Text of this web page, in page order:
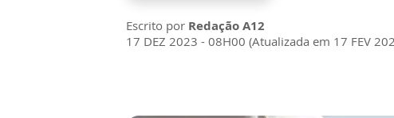
Escrito por Redação A12
17 DEZ 2023 - 08H00 (Atualizada em 17 FEV